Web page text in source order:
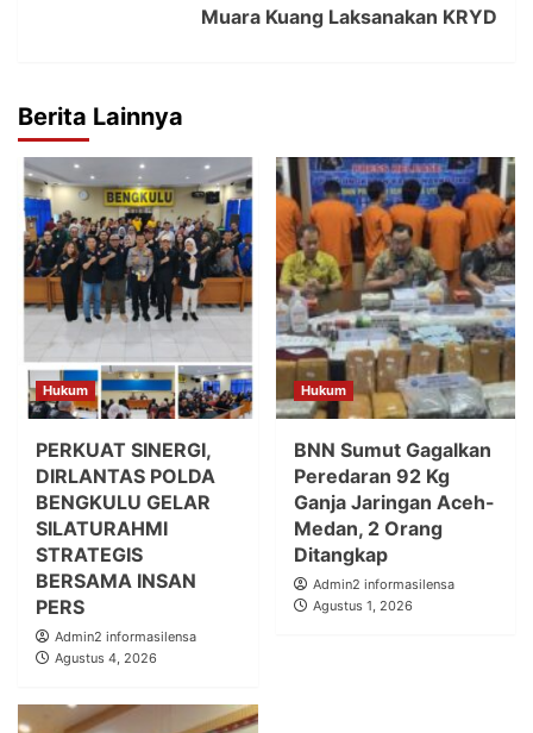
Muara Kuang Laksanakan KRYD
Berita Lainnya
Hukum
PERKUAT SINERGI,
DIRLANTAS POLDA
BENGKULU GELAR
SILATURAHMI
STRATEGIS
BERSAMA INSAN
PERS
Admin2 informasilensa
Agustus 4, 2026
Hukum
BNN Sumut Gagalkan
Peredaran 92 Kg
Ganja Jaringan Aceh-
Medan, 2 Orang
Ditangkap
Admin2 informasilensa
Agustus 1, 2026